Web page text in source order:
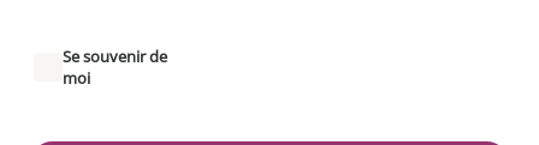
Se souvenir de
moi